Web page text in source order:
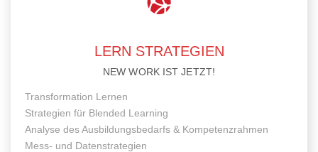
LERN STRATEGIEN
NEW WORK IST JETZT!
Transformation Lernen
Strategien für Blended Learning
Analyse des Ausbildungsbedarfs & Kompetenzrahmen
Mess- und Datenstrategien